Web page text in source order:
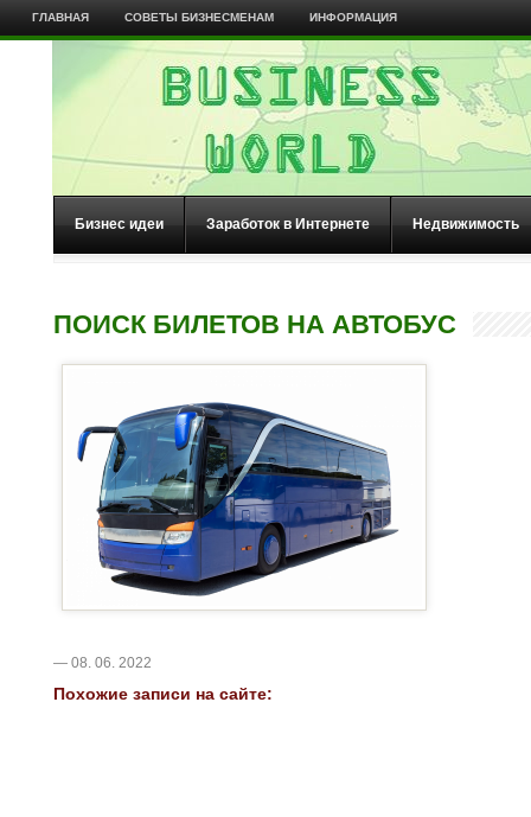
ГЛАВНАЯ СОВЕТЫ БИЗНЕСМЕНАМ ИНФОРМАЦИЯ
Бизнес идеи Заработок в Интернете Недвижимость
ПОИСК БИЛЕТОВ НА АВТОБУС
— 08. 06. 2022
Похожие записи на сайте: